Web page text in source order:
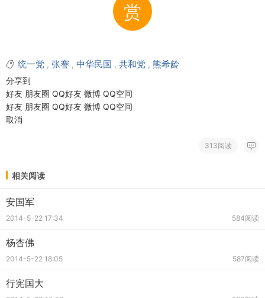
赏
统一党 , 张謇 , 中华民国 , 共和党 , 熊希龄
分享到
好友 朋友圈 QQ好友 微博 QQ空间
好友 朋友圈 QQ好友 微博 QQ空间
取消
313阅读
相关阅读
安国军
2014-5-22 17:34 584阅读
杨杏佛
2014-5-22 18:05 587阅读
行宪国大